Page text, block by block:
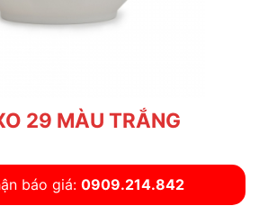
29 MÀU TRẮNG
báo giá: 0909.214.842